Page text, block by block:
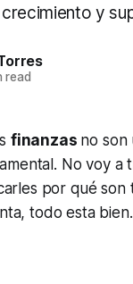
y
read
finanzas no son
No voy
por qué son
todo esta